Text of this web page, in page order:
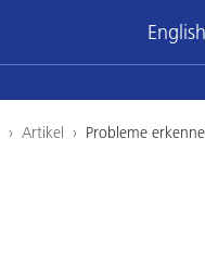
› Artikel › Probleme